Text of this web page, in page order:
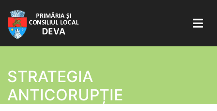
STRATEGIA
ANTICORUPȚIE